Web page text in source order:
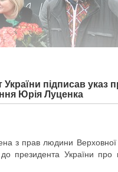
підписав указ
Юрія Луценка
з прав людини
президента України